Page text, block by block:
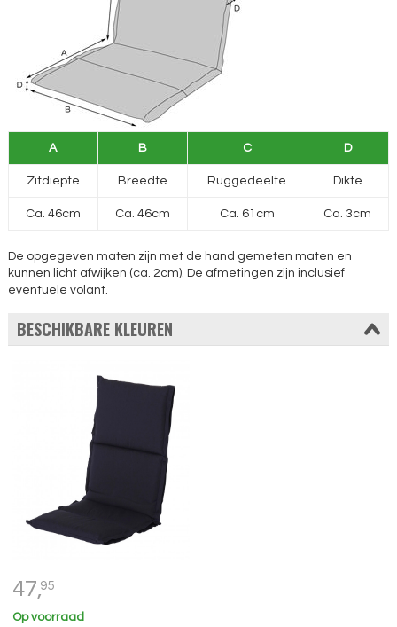
A B C D
Zitdiepte Breedte Ruggedeelte Dikte
Ca. 46cm Ca. 46cm Ca. 61cm Ca. 3cm
De opgegeven maten zijn met de hand gemeten maten en
kunnen licht afwijken (ca. 2cm). De afmetingen zijn inclusief
eventuele volant.
BESCHIKBARE KLEUREN
47,95
Op voorraad